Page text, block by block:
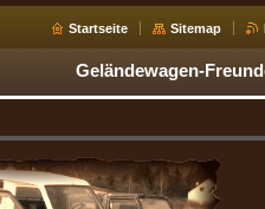
Startseite Sitemap
Geländewagen-